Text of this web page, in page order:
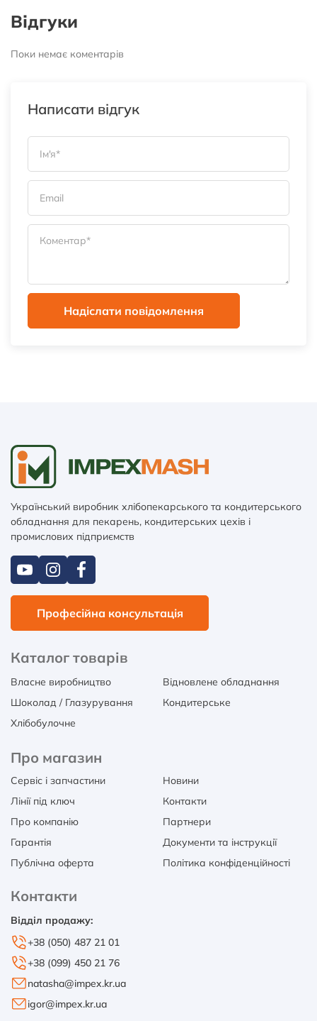
Відгуки
Поки немає коментарів
Написати відгук
Надіслати повідомлення
Український виробник хлібопекарського та кондитерського
обладнання для пекарень, кондитерських цехів і
промислових підприємств
Професійна консультація
Каталог товарів
Власне виробництво
Відновлене обладнання
Шоколад / Глазурування
Кондитерське
Хлібобулочне
Про магазин
Сервіс і запчастини
Новини
Лінії під ключ
Контакти
Про компанію
Партнери
Гарантія
Документи та інструкції
Публічна оферта
Політика конфіденційності
Контакти
Відділ продажу:
+38 (050) 487 21 01
+38 (099) 450 21 76
natasha@impex.kr.ua
igor@impex.kr.ua